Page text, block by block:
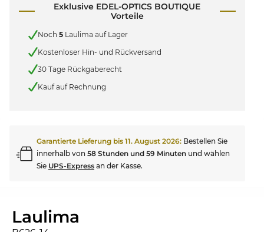
Exklusive EDEL-OPTICS BOUTIQUE
Vorteile
Noch 5 Laulima auf Lager
Kostenloser Hin- und Rückversand
30 Tage Rückgaberecht
Kauf auf Rechnung
Garantierte Lieferung bis 11. August 2026: Bestellen Sie
innerhalb von 58 Stunden und 59 Minuten und wählen
Sie UPS-Express an der Kasse.
Laulima